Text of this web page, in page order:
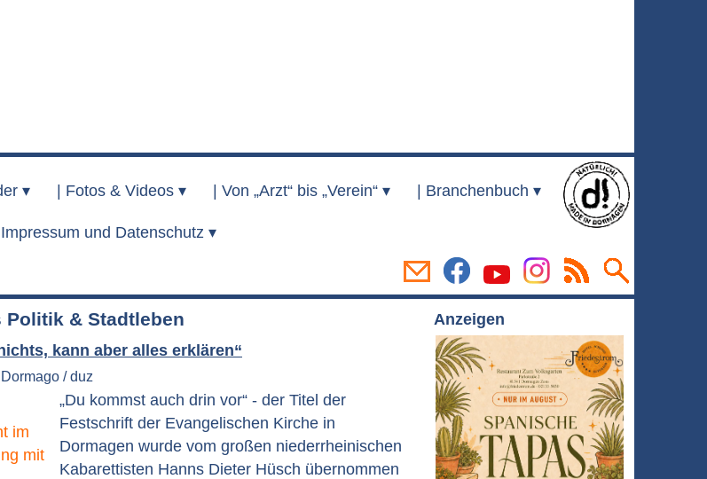
▾ Fotos & Videos ▾ Von „Arzt“ bis „Verein“ ▾ Branchenbuch ▾
Impressum und Datenschutz ▾
Politik & Stadtleben
kann aber alles erklären“
/ duz
„Du kommst auch drin vor“ - der Titel der
Festschrift der Evangelischen Kirche in
Dormagen wurde vom großen niederrheinischen
Kabarettisten Hanns Dieter Hüsch übernommen
Anzeigen